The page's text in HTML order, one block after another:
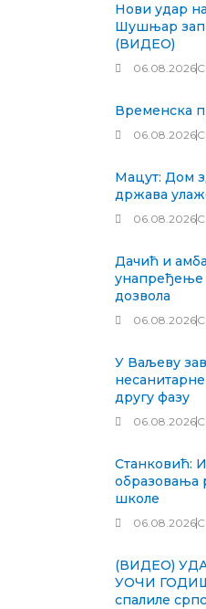
Нови удар
Шушњар
(ВИДЕО)
06.08.2026
Временска
06.08.2026
Мацут: Дом
држава
06.08.2026
Дачић и
унапређење
дозвола
06.08.2026
У Ваљеву
другу фазу
06.08.2026
Станковић:
образовања
школе
06.08.2026
(ВИДЕО)
УОЧИ
спалиле